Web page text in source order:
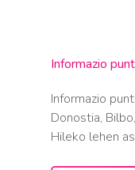
Informazio
Informazio
Donostia,
Hileko lehen